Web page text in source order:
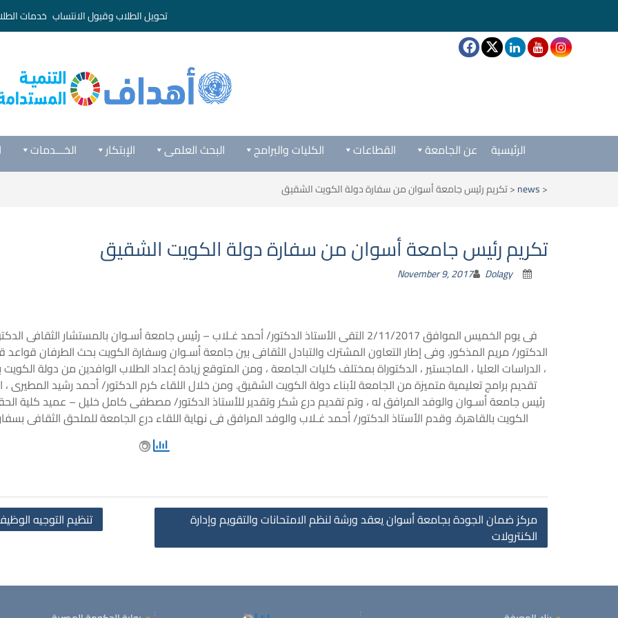
تحويل الطلاب وقبول الانتساب خدمات
الخـــدمات الإبتكار البحث العلمى الكليات والبرامج القطاعات عن الجامعة الرئيسية
<
news
<تكريم رئيس جامعة أسوان من سفارة دولة الكويت الشقيق
تكريم رئيس جامعة أسوان من سفارة دولة الكويت الشقيق
November 9, 2017 Dolagy
فى يوم الخميس الموافق 2/11/2017 التقى الأستاذ الدكتور/ أحمد غـلاب – رئيس جامعة أسـوان
الدكتور/ مريم المذكور. وفى إطار التعاون المشترك والتبادل الثقافى بين جامعة أسـوان وسفارة الكويت بحث الطرفان
، الدراسات العليا ، الماجستير ، الدكتوراة بمختلف كليات الجامعة ، ومن المتوقع زيادة إعداد الطلاب الوافدين من دولة
تقديم برامج تعليمية متميزة من الجامعة لأبناء دولة الكويت الشقيق. ومن خلال اللقاء كرم الدكتور/ أحمد رشيد المطيرى ،
رئيس جامعة أسـوان والوفد المرافق له ، وتم تقديم درع شكر وتقدير للأستاذ الدكتور/ مصطفى كامل خليل – عميد كلية
الكويت بالقاهرة. وقدم الأستاذ الدكتور/ أحمد غـلاب والوفد المرافق فى نهاية اللقاء درع الجامعة للملحق الثقافى
تنظيم التوجيه الوظيفى
مركز ضمان الجودة بجامعة أسوان يعقد ورشة لنظم الامتحانات والتقويم وإدارة
الكنترولات